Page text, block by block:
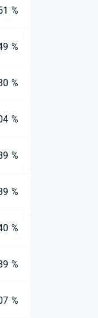
%
%
%
%
%
%
%
%
%